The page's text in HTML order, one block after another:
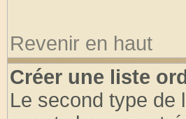
Revenir en haut
Créer une liste
Le second type de